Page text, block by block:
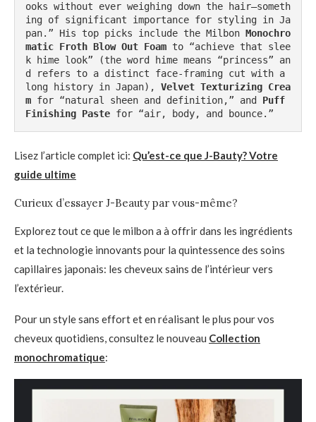
ooks without ever weighing down the hair—someth
ing of significant importance for styling in Ja
pan.” His top picks include the Milbon Monochro
matic Froth Blow Out Foam to “achieve that slee
k hime look” (the word hime means “princess” an
d refers to a distinct face-framing cut with a
long history in Japan), Velvet Texturizing Crea
m for “natural sheen and definition,” and Puff
Finishing Paste for “air, body, and bounce.”
Lisez l’article complet ici: Qu’est-ce que J-Bauty? Votre
guide ultime
Curieux d’essayer J-Beauty par vous-même?
Explorez tout ce que le milbon a à offrir dans les ingrédients
et la technologie innovants pour la quintessence des soins
capillaires japonais: les cheveux sains de l’intérieur vers
l’extérieur.
Pour un style sans effort et en réalisant le plus pour vos
cheveux quotidiens, consultez le nouveau Collection
monochromatique: